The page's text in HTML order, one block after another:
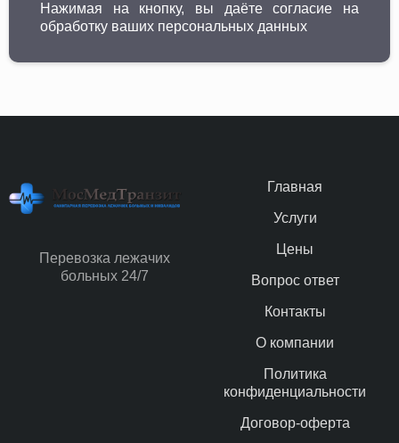
Нажимая на кнопку, вы даёте согласие на
обработку ваших персональных данных
Перевозка лежачих
больных 24/7
Главная
Услуги
Цены
Вопрос ответ
Контакты
О компании
Политика
конфиденциальности
Договор-оферта